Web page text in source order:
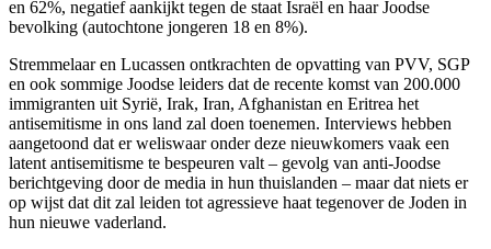
en 62%, negatief aankijkt tegen de staat Israël en haar Joodse
bevolking (autochtone jongeren 18 en 8%).
Stremmelaar en Lucassen ontkrachten de opvatting van PVV, SGP
en ook sommige Joodse leiders dat de recente komst van 200.000
immigranten uit Syrië, Irak, Iran, Afghanistan en Eritrea het
antisemitisme in ons land zal doen toenemen. Interviews hebben
aangetoond dat er weliswaar onder deze nieuwkomers vaak een
latent antisemitisme te bespeuren valt – gevolg van anti-Joodse
berichtgeving door de media in hun thuislanden – maar dat niets er
op wijst dat dit zal leiden tot agressieve haat tegenover de Joden in
hun nieuwe vaderland.